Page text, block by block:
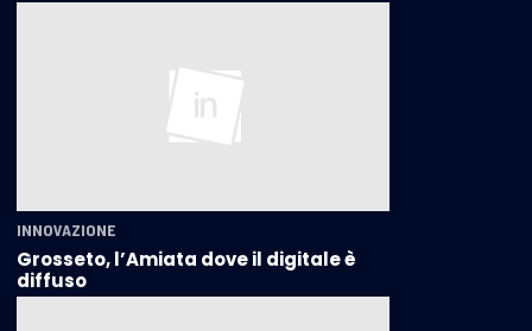
INNOVAZIONE
Grosseto, l’Amiata dove il digitale è
diffuso